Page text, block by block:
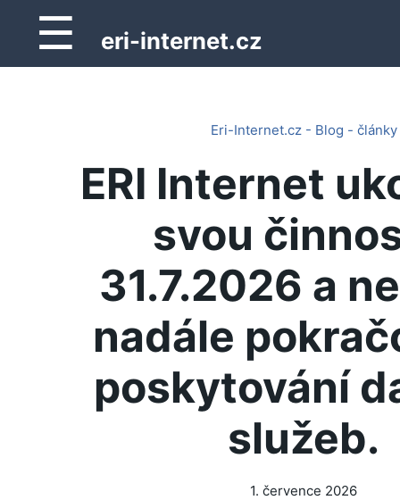
☰ eri-internet.cz
Eri-Internet.cz - Blog - články
ERI Internet
svou
31.7.2026 a
nadále
poskytování
služeb.
1. července 2026